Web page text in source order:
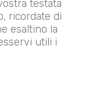
testata
ricordate di
esaltino la
utili i